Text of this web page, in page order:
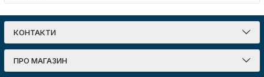
КОНТАКТИ
ПРО МАГАЗИН